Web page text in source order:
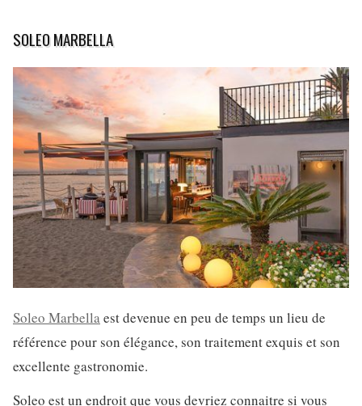
SOLEO MARBELLA
Soleo Marbellaest devenue en peu de temps un lieu de
référence pour son élégance, son traitement exquis et son
excellente gastronomie.
Soleo est un endroit que vous devriez connaitre si vous